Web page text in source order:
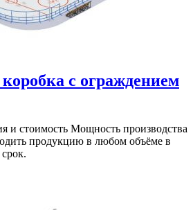
с ограждением
и стоимость Мощность производства
продукцию в любом объёме в